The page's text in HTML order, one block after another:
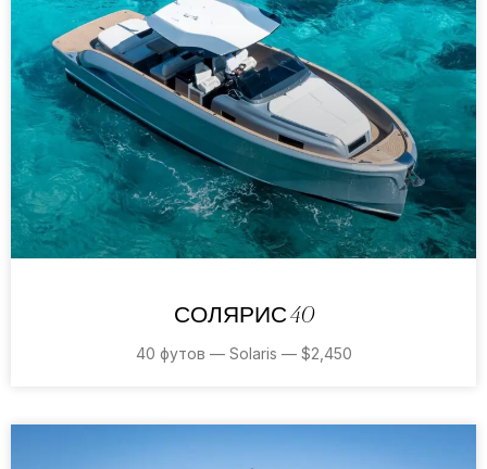
СОЛЯРИС 40
40 футов — Solaris — $2,450